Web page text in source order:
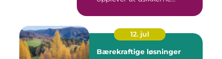
12. jul
Bærekraftige løsninger